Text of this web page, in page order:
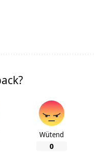
Wütend
0